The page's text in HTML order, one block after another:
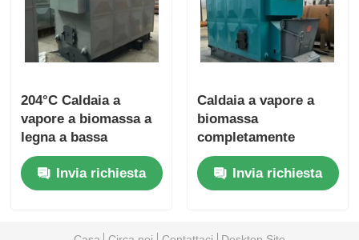
204°C Caldaia a
vapore a biomassa a
legna a bassa
temperatura facile da
usare stabileInvia richiesta
Caldaia a vapore a
biomassa
completamente
automatica Caldaia a
vapore a pellet a
legno Caldaia a
paglia bruciata
Invia richiesta